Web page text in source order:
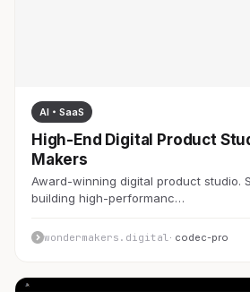
AI・SaaS
High-End Digital Product
Makers
Award-winning digital product studio.
building high-performanc…
wondermakers.digital · codec-pro